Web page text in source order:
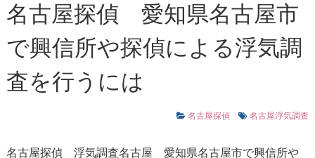
名古屋探偵 愛知県名古屋市
で興信所や探偵による浮気調
査を行うには
名古屋探偵 名古屋浮気調査
名古屋探偵 浮気調査名古屋 愛知県名古屋市で興信所や